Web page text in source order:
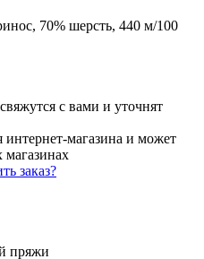
70% шерсть, 440 м/100
с вами и уточнят
интернет-магазина и может
магазинах
заказ?